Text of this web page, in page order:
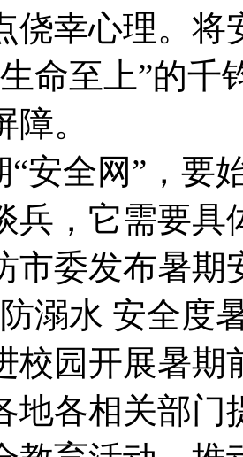
侥幸心理。
命至上”的千
。
“安全网”，要
兵，它需要具
市委发布暑期
溺水 安全度
校园开展暑
地各相关部门